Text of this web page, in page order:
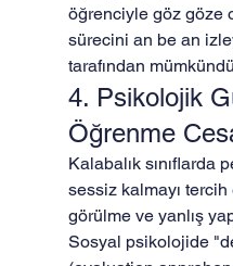
öğrenciyle göz göze
sürecini an be an
tarafından
4. Psikolojik
Öğrenme
Kalabalık sınıflarda
sessiz kalmayı
görülme ve yanlış
Sosyal psikolojide